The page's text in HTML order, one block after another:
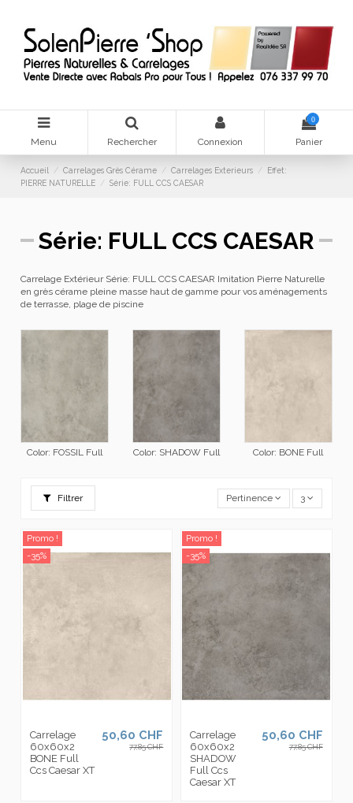
Menu Rechercher Connexion
0
Panier
Accueil Carrelages Grès Cérame Carrelages Exterieurs
Effet:
PIERRE NATURELLE
Série: FULL CCS CAESAR
Série: FULL CCS CAESAR
Carrelage Extérieur Série: FULL CCS CAESAR Imitation Pierre Naturelle
en grès cérame pleine masse haut de gamme pour vos aménagements
de terrasse, plage de piscine
Color: FOSSIL Full Color: SHADOW Full Color: BONE Full
Filtrer Pertinence 3
Promo !
-35%
Carrelage
60x60x2
BONE Full
Ccs Caesar XT
50,60 CHF
77,85 CHF
Promo !
-35%
Carrelage
60x60x2
SHADOW
Full Ccs
Caesar XT
50,60 CHF
77,85 CHF